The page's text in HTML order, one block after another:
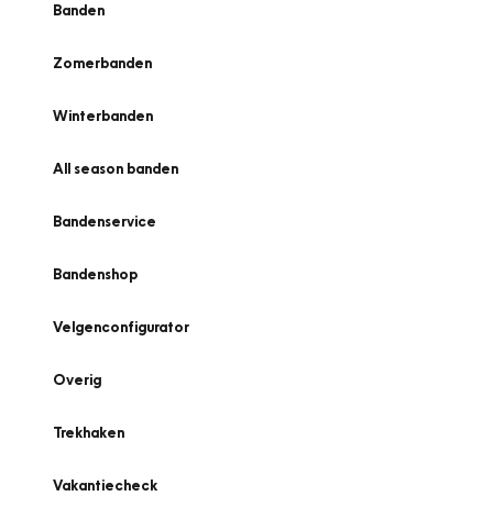
Banden
Zomerbanden
Winterbanden
All season banden
Bandenservice
Bandenshop
Velgenconfigurator
Overig
Trekhaken
Vakantiecheck